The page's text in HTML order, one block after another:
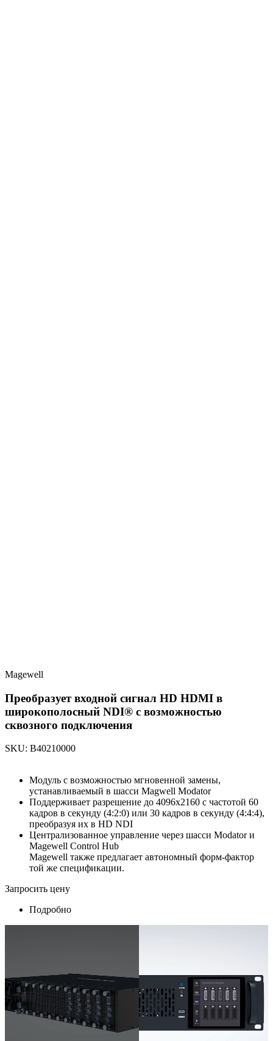
Magewell
Преобразует входной сигнал HD HDMI в
широкополосный NDI® с возможностью
сквозного подключения
SKU: B40210000
Модуль с возможностью мгновенной замены,
устанавливаемый в шасси Magwell Modator
Поддерживает разрешение до 4096x2160 с частотой 60
кадров в секунду (4:2:0) или 30 кадров в секунду (4:4:4),
преобразуя их в HD NDI
Централизованное управление через шасси Modator и
Magewell Control Hub
Magewell также предлагает автономный форм-фактор
той же спецификации.
Запросить цену
Подробно